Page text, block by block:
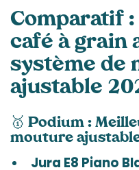
Comparatif
café à grain
système de
ajustable
🥇 Podium :
mouture
Jura E8 Piano